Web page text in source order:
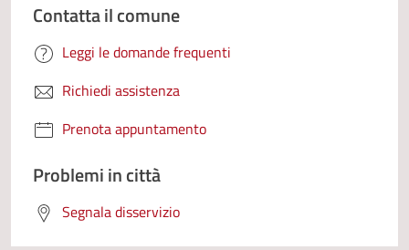
Contatta il comune
Leggi le domande frequenti
Richiedi assistenza
Prenota appuntamento
Problemi in città
Segnala disservizio